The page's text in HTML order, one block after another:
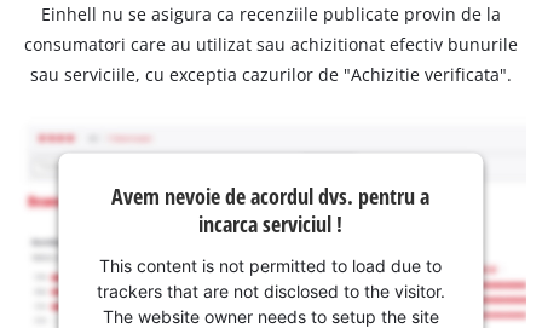
Einhell nu se asigura ca recenziile publicate provin de la
consumatori care au utilizat sau achizitionat efectiv bunurile
sau serviciile, cu exceptia cazurilor de "Achizitie verificata".
Avem nevoie de acordul dvs. pentru a
incarca serviciul !
This content is not permitted to load due to
trackers that are not disclosed to the visitor.
The website owner needs to setup the site